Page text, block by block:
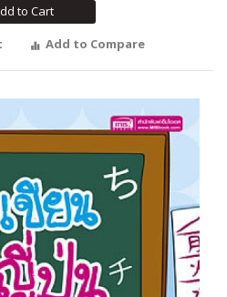
to Cart
Add to Compare